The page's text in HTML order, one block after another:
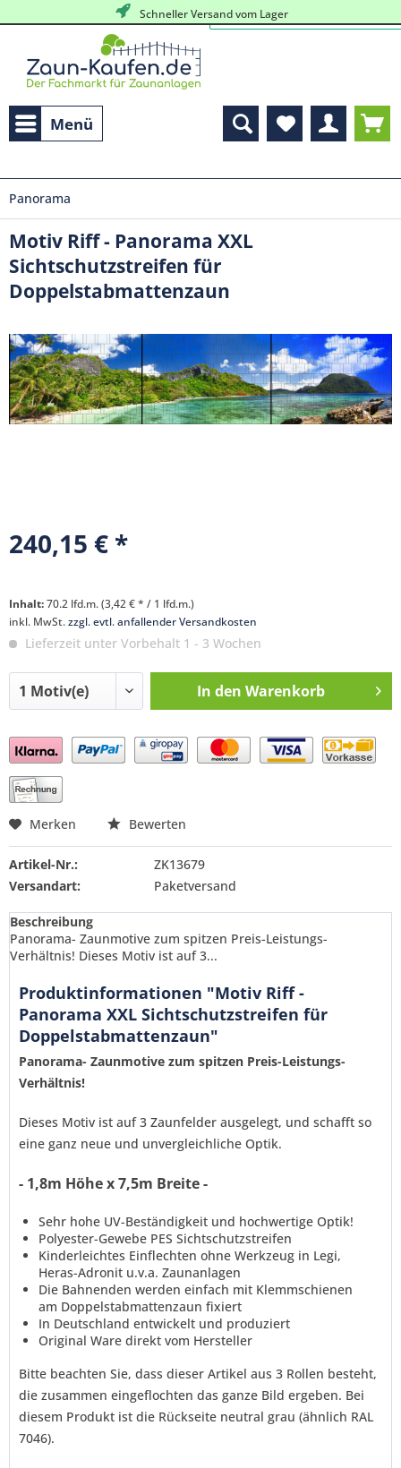
Schneller Versand vom Lager
Menü
Panorama
Motiv Riff - Panorama XXL
Sichtschutzstreifen für
Doppelstabmattenzaun
240,15 € *
Inhalt:70.2 lfd.m. (3,42 € * / 1 lfd.m.)
inkl. MwSt.zzgl. evtl. anfallender Versandkosten
Lieferzeit unter Vorbehalt 1 - 3 Wochen
In den Warenkorb
Preis anfragen
verstanden und stimme zu. *
Mit * gekennzeichnete Felder sind Pflichtfelder.
Senden
Merken Bewerten
Artikel-Nr.:
ZK13679
Versandart:
Paketversand
Beschreibung
Panorama- Zaunmotive zum spitzen Preis-Leistungs-
Verhältnis! Dieses Motiv ist auf 3...
Produktinformationen "Motiv Riff -
Panorama XXL Sichtschutzstreifen für
Doppelstabmattenzaun"
Panorama- Zaunmotive zum spitzen Preis-Leistungs-
Verhältnis!
Dieses Motiv ist auf 3 Zaunfelder ausgelegt, und schafft so
eine ganz neue und unvergleichliche Optik.
- 1,8m Höhe x 7,5m Breite -
Sehr hohe UV-Beständigkeit und hochwertige Optik!
Polyester-Gewebe PES Sichtschutzstreifen
Kinderleichtes Einflechten ohne Werkzeug in Legi,
Heras-Adronit u.v.a. Zaunanlagen
Die Bahnenden werden einfach mit Klemmschienen
am Doppelstabmattenzaun fixiert
In Deutschland entwickelt und produziert
Original Ware direkt vom Hersteller
Bitte beachten Sie, dass dieser Artikel aus 3 Rollen besteht,
die zusammen eingeflochten das ganze Bild ergeben. Bei
diesem Produkt ist die Rückseite neutral grau (ähnlich RAL
7046).